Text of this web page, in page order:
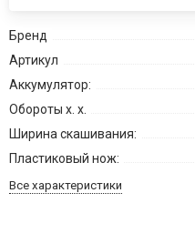
Бренд
Артикул
Аккумулятор:
Обороты х. х.
Ширина скашивания:
Пластиковый нож:
Все характеристики